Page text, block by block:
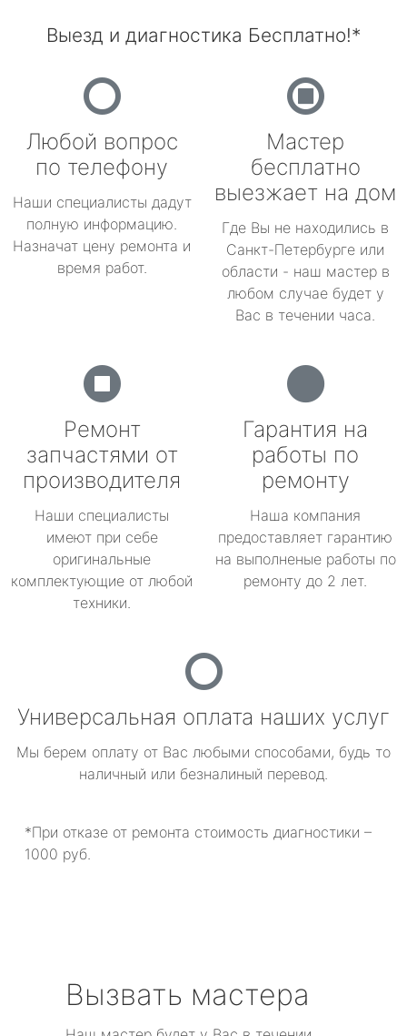
Выезд и диагностика Бесплатно!*
Любой вопрос
по телефону
Наши специалисты дадут
полную информацию.
Назначат цену ремонта и
время работ.
Мастер
бесплатно
выезжает на дом
Где Вы не находились в
Санкт-Петербурге или
области - наш мастер в
любом случае будет у
Вас в течении часа.
Ремонт
запчастями от
производителя
Наши специалисты
имеют при себе
оригинальные
комплектующие от любой
техники.
Гарантия на
работы по
ремонту
Наша компания
предоставляет гарантию
на выполненые работы по
ремонту до 2 лет.
Универсальная оплата наших услуг
Мы берем оплату от Вас любыми способами, будь то
наличный или безналиный перевод.
*При отказе от ремонта стоимость диагностики –
1000 руб.
Вызвать мастера